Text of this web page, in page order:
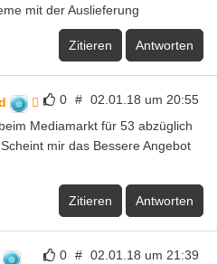
mit der Auslieferung
Zitieren Antworten
0 # 02.01.18 um 20:55
Mediamarkt für 53 abzüglich
mir das Bessere Angebot
Zitieren Antworten
0 # 02.01.18 um 21:39